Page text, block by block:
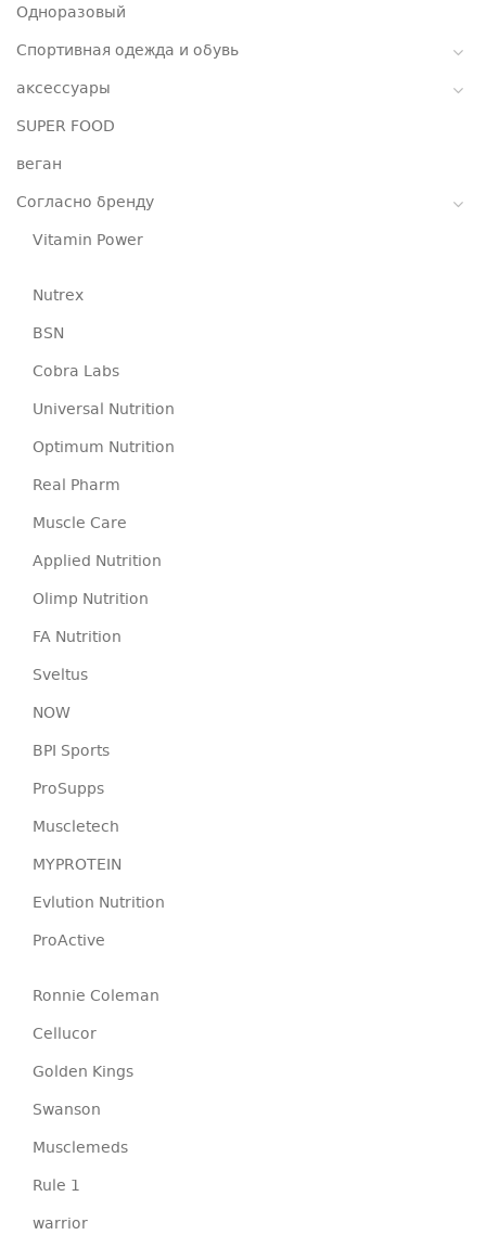
Одноразовый
Спортивная одежда и обувь
аксессуары
SUPER FOOD
веган
Согласно бренду
Vitamin Power
Nutrex
BSN
Cobra Labs
Universal Nutrition
Optimum Nutrition
Real Pharm
Muscle Care
Applied Nutrition
Olimp Nutrition
FA Nutrition
Sveltus
NOW
BPI Sports
ProSupps
Muscletech
MYPROTEIN
Evlution Nutrition
ProActive
Ronnie Coleman
Cellucor
Golden Kings
Swanson
Musclemeds
Rule 1
warrior